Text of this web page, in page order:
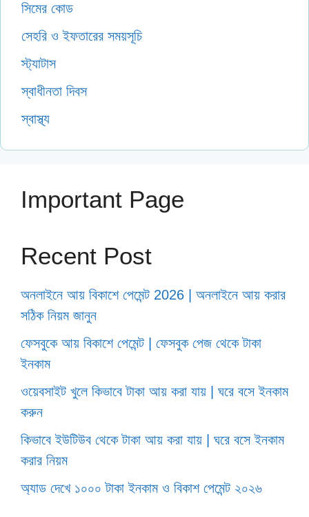
সিমের কোড
সেহরি ও ইফতারের সময়সূচি
স্ট্যাটাস
স্বাধীনতা দিবস
স্বাস্থ্য
Important Page
Recent Post
অনলাইনে আয় বিকাশে পেমেন্ট 2026 | অনলাইনে আয় করার
সঠিক নিয়ম জানুন
ফেসবুকে আয় বিকাশে পেমেন্ট | ফেসবুক পেজ থেকে টাকা
ইনকাম
ওয়েবসাইট খুলে কিভাবে টাকা আয় করা যায় | ঘরে বসে ইনকাম
করুন
কিভাবে ইউটিউব থেকে টাকা আয় করা যায় | ঘরে বসে ইনকাম
করার নিয়ম
অ্যাড দেখে ১০০০ টাকা ইনকাম ও বিকাশ পেমেন্ট ২০২৬